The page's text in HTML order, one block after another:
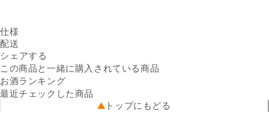
仕様
内容量
原産国
タイプ
白スパークリング
味わい
品種
11.0%
配送
送料
可能性があります。
出荷元
配送業者
全国
シェアする
この商品と一緒に購入されている商品
お酒ランキング
最近チェックした商品
トップにもどる